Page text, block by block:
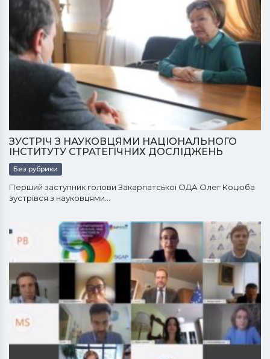
ЗУСТРІЧ З НАУКОВЦЯМИ НАЦІОНАЛЬНОГО
ІНСТИТУТУ СТРАТЕГІЧНИХ ДОСЛІДЖЕНЬ
Без рубрики
Перший заступник голови Закарпатської ОДА Олег Коцюба
зустрівся з науковцями…